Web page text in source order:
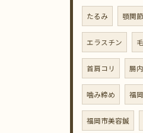
たるみ 顎関
エラスチン
首肩コリ 腸
噛み締め 福
福岡市美容鍼